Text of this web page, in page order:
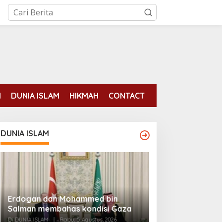
DUNIA ISLAM HIKMAH CONTACT
DUNIA ISLAM
Erdogan dan Mohammed bin
Salman membahas kondisi Gaza
Di DUNIA ISLAM Rabu, 5 Agustus, 2026